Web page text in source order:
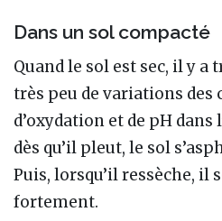
Dans un sol compacté
Quand le sol est sec, il y a
très peu de variations des
d’oxydation et de pH dans
dès qu’il pleut, le sol
Puis, lorsqu’il ressèche, il
fortement.